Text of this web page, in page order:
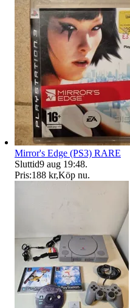
Mirror's Edge (PS3) RARE
Sluttid9 aug 19:48.
Pris:188 kr,Köp nu.